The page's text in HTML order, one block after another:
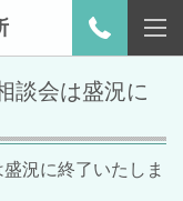
談会は盛況に
況に終了いたしま